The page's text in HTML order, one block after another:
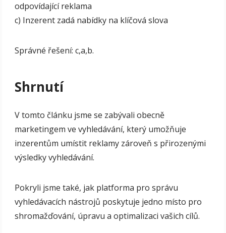
odpovídající reklama
c) Inzerent zadá nabídky na klíčová slova
Správné řešení: c,a,b.
Shrnutí
V tomto článku jsme se zabývali obecně
marketingem ve vyhledávání, který umožňuje
inzerentům umístit reklamy zároveň s přirozenými
výsledky vyhledávání.
Pokryli jsme také, jak platforma pro správu
vyhledávacích nástrojů poskytuje jedno místo pro
shromažďování, úpravu a optimalizaci vašich cílů.